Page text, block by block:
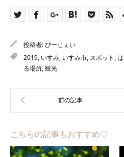
がシェアした投稿 -
投稿者:ぴーじぇい
2019, いすみ, いすみ市, スポット ,
る場所,観光
こちらの記事もおすすめ♡